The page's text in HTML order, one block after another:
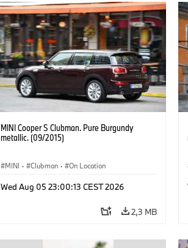
MINI Cooper S Clubman. Pure Burgundy
metallic. (09/2015)
MINI · Clubman · On Location
Wed Aug 05 23:00:13 CEST 2026
2,3 MB